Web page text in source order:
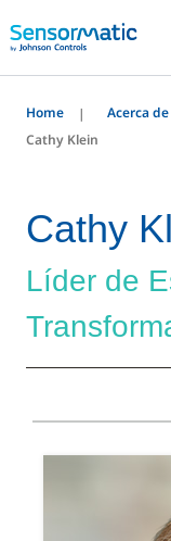
Home Acerca
Cathy Klein
Cathy
Líder de